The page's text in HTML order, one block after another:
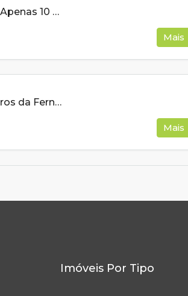
Chácara Exclusiva – 12.000 m² | Apenas 10 minutos da cidade!
Mais
Chácara de 5000m ² a 800 metros da Fernão Dias À Venda em Cambuí MG
Mais
Imóveis Por Tipo